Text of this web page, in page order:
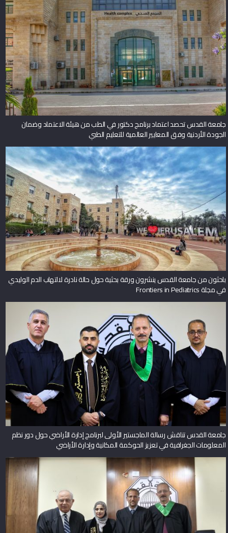
جامعة القدس تحصد اعتماد برنامج دكتور في الطب من هيئة الاعتماد وضمان
الجودة الأردنية وفق المعايير العالمية للتعليم الطبي
باحثون من جامعة القدس ينشرون ورقة بحثية حول حالة نادرة لالتهاب الدم الوليدي
في مجلة Frontiers in Pediatrics
جامعة القدس تناقش رسالة الماجستير الأولى لبرنامج إدارة الأراضي حول دور نظم
المعلومات الجغرافية في تعزيز الحوكمة المكانية وإدارة الأراضي